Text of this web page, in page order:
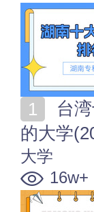
的大学
大学
16w+